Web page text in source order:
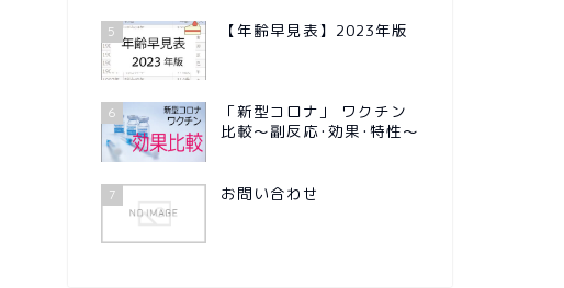
5 【年齢早見表】2023年版
6
「新型コロナ」 ワクチン
比較～副反応･効果･特性～
7 お問い合わせ